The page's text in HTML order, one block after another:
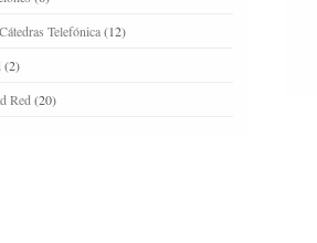
Telefónica(12)
(2)
Red (20)